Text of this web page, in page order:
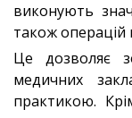
виконують
також операцій
Це дозволяє
медичних
практикою.